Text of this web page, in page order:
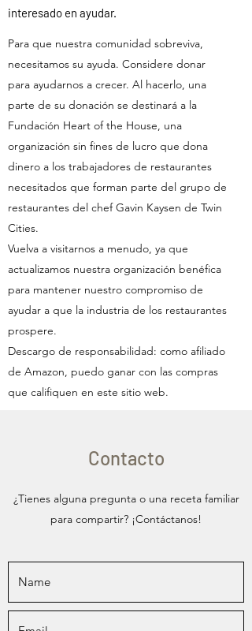
interesado en ayudar.
Para que nuestra comunidad sobreviva,
necesitamos su ayuda. Considere donar
para ayudarnos a crecer. Al hacerlo, una
parte de su donación se destinará a la
Fundación Heart of the House, una
organización sin fines de lucro que dona
dinero a los trabajadores de restaurantes
necesitados que forman parte del grupo de
restaurantes del chef Gavin Kaysen de Twin
Cities.
Vuelva a visitarnos a menudo, ya que
actualizamos nuestra organización benéfica
para mantener nuestro compromiso de
ayudar a que la industria de los restaurantes
prospere.
Descargo de responsabilidad: como afiliado
de Amazon, puedo ganar con las compras
que califiquen en este sitio web.
Contacto
¿Tienes alguna pregunta o una receta familiar
para compartir? ¡Contáctanos!